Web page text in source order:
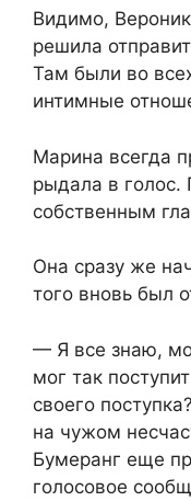
Видимо,
решила
Там были во
интимные
Марина всегда
рыдала в голос.
собственным
Она сразу же
того вновь был
— Я все знаю,
мог так
своего
на чужом
Бумеранг еще
голосовое